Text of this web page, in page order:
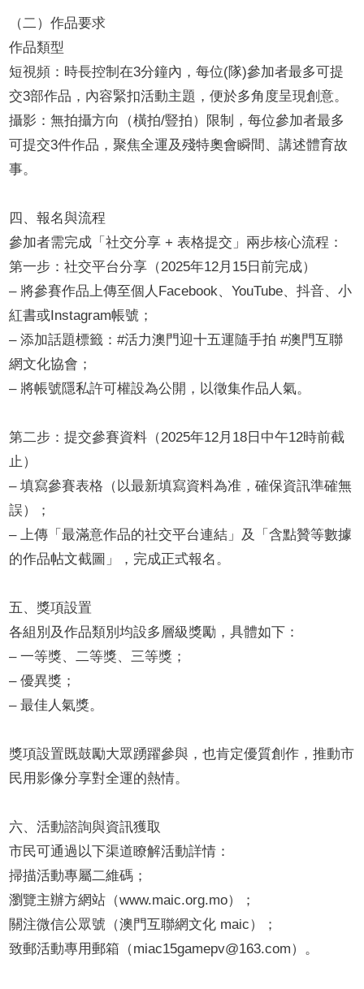
（二）作品要求
作品類型
短視頻：時長控制在3分鐘內，每位(隊)參加者最多可提
交3部作品，內容緊扣活動主題，便於多角度呈現創意。
攝影：無拍攝方向（橫拍/豎拍）限制，每位參加者最多
可提交3件作品，聚焦全運及殘特奧會瞬間、講述體育故
事。
四、報名與流程
參加者需完成「社交分享 + 表格提交」兩步核心流程：
第一步：社交平台分享（2025年12月15日前完成）
– 將參賽作品上傳至個人Facebook、YouTube、抖音、小
紅書或Instagram帳號；
– 添加話題標籤：#活力澳門迎十五運隨手拍 #澳門互聯
網文化協會；
– 將帳號隱私許可權設為公開，以徵集作品人氣。
第二步：提交參賽資料（2025年12月18日中午12時前截
止）
– 填寫參賽表格（以最新填寫資料為准，確保資訊準確無
誤）；
– 上傳「最滿意作品的社交平台連結」及「含點贊等數據
的作品帖文截圖」，完成正式報名。
五、獎項設置
各組別及作品類別均設多層級獎勵，具體如下：
– 一等獎、二等獎、三等獎；
– 優異獎；
– 最佳人氣獎。
獎項設置既鼓勵大眾踴躍參與，也肯定優質創作，推動市
民用影像分享對全運的熱情。
六、活動諮詢與資訊獲取
市民可通過以下渠道瞭解活動詳情：
掃描活動專屬二維碼；
瀏覽主辦方網站（www.maic.org.mo）；
關注微信公眾號（澳門互聯網文化 maic）；
致郵活動專用郵箱（miac15gamepv@163.com）。